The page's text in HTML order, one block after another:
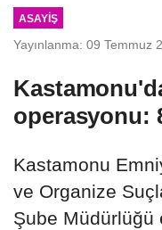
ASAYIŞ
Yayınlanma: 09 Temmuz
operasyonu:
Kastamonu
ve Organize
Şube Müdürlüğü